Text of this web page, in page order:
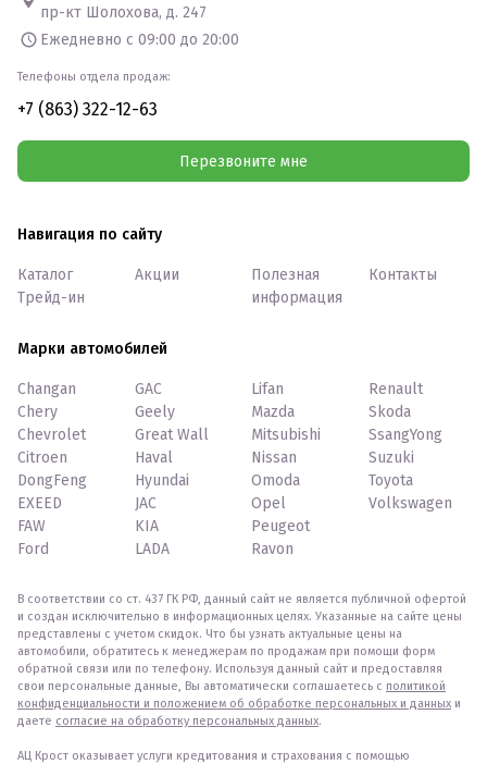
пр-кт Шолохова, д. 247
Ежедневно с 09:00 до 20:00
Телефоны отдела продаж:
+7 (863) 322-12-63
Перезвоните мне
Навигация по сайту
Каталог
Трейд-ин
Акции
Полезная
информация
Контакты
Марки автомобилей
Changan
Chery
Chevrolet
Citroen
DongFeng
EXEED
FAW
Ford
GAC
Geely
Great Wall
Haval
Hyundai
JAC
KIA
LADA
Lifan
Mazda
Mitsubishi
Nissan
Omoda
Opel
Peugeot
Ravon
Renault
Skoda
SsangYong
Suzuki
Toyota
Volkswagen
В соответствии со ст. 437 ГК РФ, данный сайт не является публичной офертой
и создан исключительно в информационных целях. Указанные на сайте цены
представлены с учетом скидок. Что бы узнать актуальные цены на
автомобили, обратитесь к менеджерам по продажам при помощи форм
обратной связи или по телефону. Используя данный сайт и предоставляя
свои персональные данные, Вы автоматически соглашаетесь с политикой
конфиденциальности и положением об обработке персональных и данных и
даете согласие на обработку персональных данных.
АЦ Крост оказывает услуги кредитования и страхования с помощью